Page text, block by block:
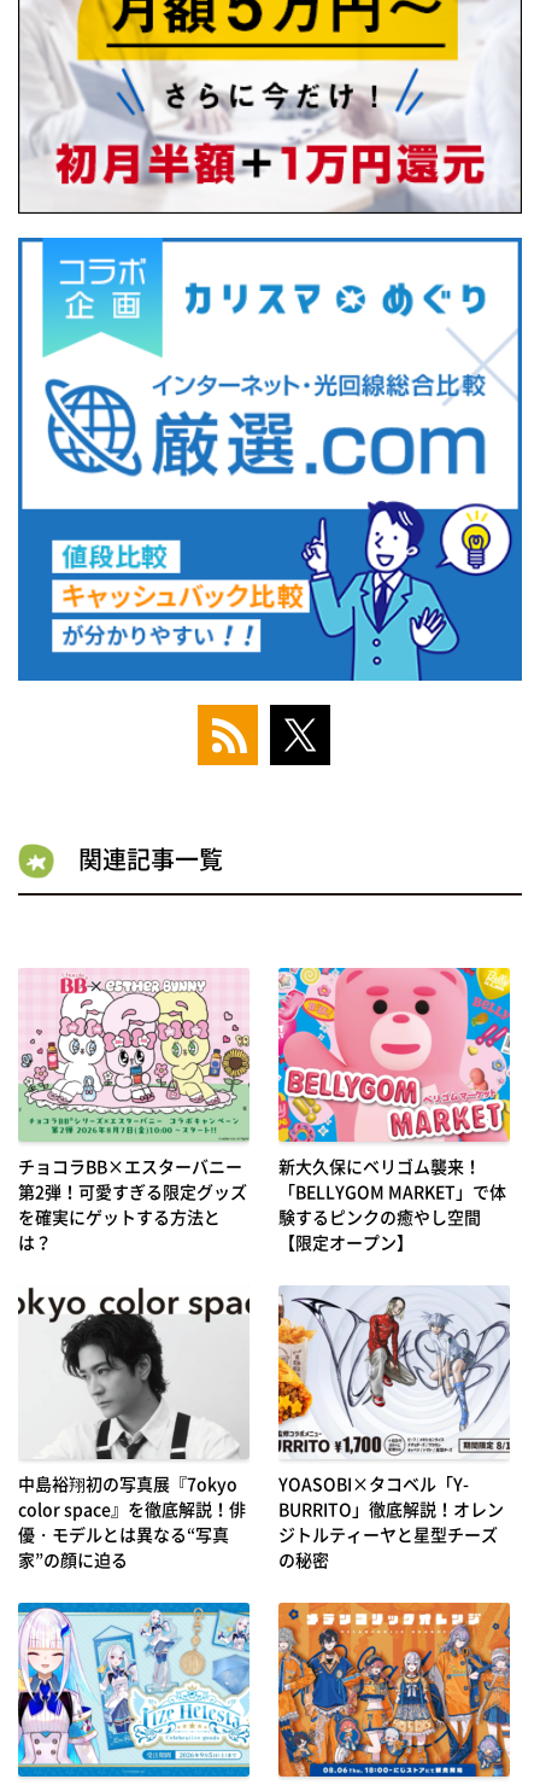
関連記事一覧
チョコラBB×エスターバニー
第2弾！可愛すぎる限定グッズ
を確実にゲットする方法と
は？
新大久保にベリゴム襲来！
「BELLYGOM MARKET」で体
験するピンクの癒やし空間
【限定オープン】
中島裕翔初の写真展『7okyo
color space』を徹底解説！俳
優・モデルとは異なる“写真
家”の顔に迫る
YOASOBI×タコベル「Y-
BURRITO」徹底解説！オレン
ジトルティーヤと星型チーズ
の秘密